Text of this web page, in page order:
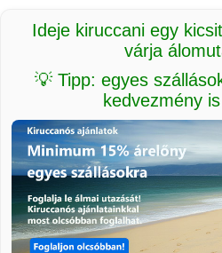
Ideje kiruccani egy
várja
💡 Tipp: egyes
kedvezmény